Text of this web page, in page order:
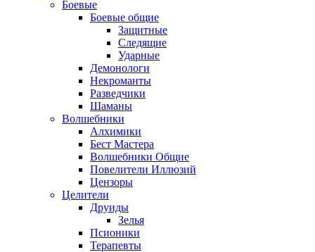
Боевые
Боевые общие
Защитные
Следящие
Ударные
Демонологи
Некроманты
Разведчики
Шаманы
Волшебники
Алхимики
Бест Мастера
Волшебники Общие
Повелители Иллюзий
Цензоры
Целители
Друиды
Зелья
Псионики
Терапевты